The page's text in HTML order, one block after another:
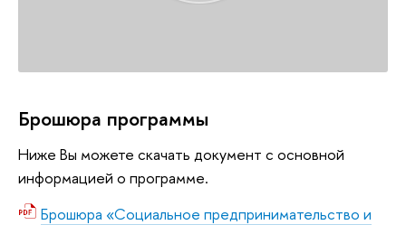
Брошюра программы
Ниже Вы можете скачать документ с основной
информацией о программе.
Брошюра «Социальное предпринимательство и